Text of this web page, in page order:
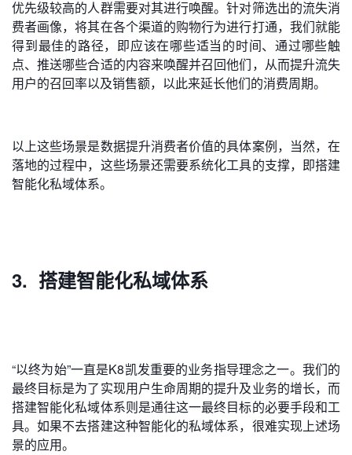
优先级较高的人群需要对其进行唤醒。针对筛选出的流失消
费者画像，将其在各个渠道的购物行为进行打通，我们就能
得到最佳的路径，即应该在哪些适当的时间、通过哪些触
点、推送哪些合适的内容来唤醒并召回他们，从而提升流失
用户的召回率以及销售额，以此来延长他们的消费周期。
以上这些场景是数据提升消费者价值的具体案例，当然，在
落地的过程中，这些场景还需要系统化工具的支撑，即搭建
智能化私域体系。
3. 搭建智能化私域体系
“以终为始”一直是K8凯发重要的业务指导理念之一。我们的
最终目标是为了实现用户生命周期的提升及业务的增长，而
搭建智能化私域体系则是通往这一最终目标的必要手段和工
具。如果不去搭建这种智能化的私域体系，很难实现上述场
景的应用。